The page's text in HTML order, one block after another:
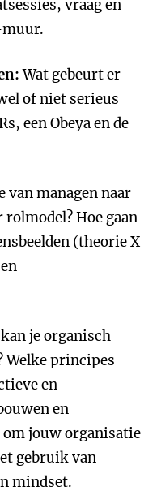
vraag en
Wat gebeurt er
of niet serieus
een Obeya en de
van managen naar
Hoe gaan
(theorie X
je organisch
Welke principes
en
en
jouw organisatie
gebruik van
mindset.